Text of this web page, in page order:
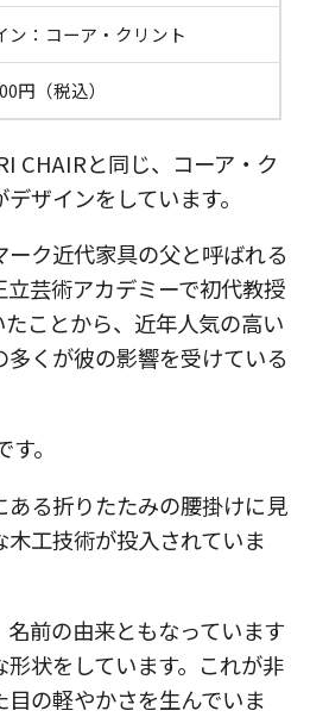
ン：コーア・クリント
円（税込）
CHAIRと同じ、コーア・ク
ザインをしています。
ク近代家具の父と呼ばれる
芸術アカデミーで初代教授
ことから、近年人気の高い
くが彼の影響を受けている
。
ある折りたたみの腰掛けに見
木工技術が投入されていま
前の由来ともなっています
状をしています。これが非
の軽やかさを生んでいま